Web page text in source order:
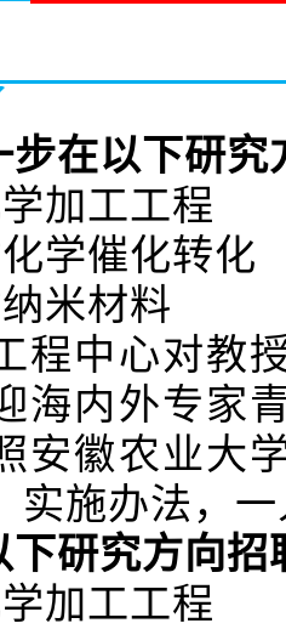
步在以下研
加工工程
化学催化转化
米材料
程中心对教
海内外专家
安徽农业大
实施办法，
下研究方向招
加工工程